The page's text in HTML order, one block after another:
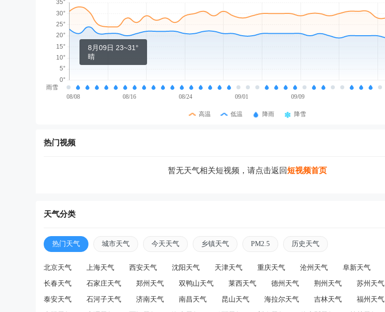
8月09日 23~31°
晴
雨雪
08/08
08/16 08/24 09/01 09/09
高温 低温 降雨 降雪
热门视频
暂无天气相关短视频，请点击返回短视频首页
天气分类
热门天气 城市天气 今天天气 乡镇天气 PM2.5 历史天气
北京天气 上海天气 西安天气 沈阳天气 天津天气 重庆天气 沧州天气 阜新天气
长春天气 石家庄天气 郑州天气 双鸭山天气 莱西天气 德州天气 荆州天气 苏州天气
泰安天气 石河子天气 济南天气 南昌天气 昆山天气 海拉尔天气 吉林天气 福州天气